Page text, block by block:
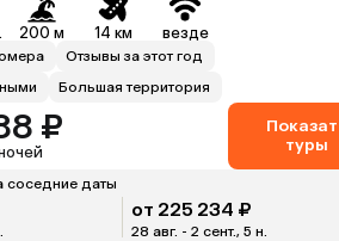
200 м 14 км везде
Отзывы за этот год
Большая территория
₽
туры
соседние даты
от 225 234 ₽
28 авг. - 2 сент., 5 н.